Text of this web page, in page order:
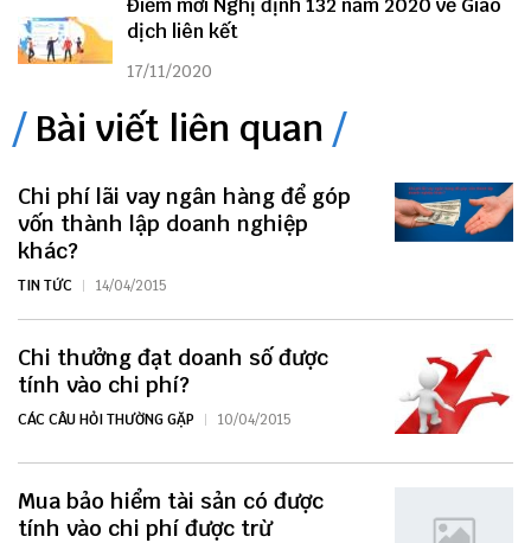
Điểm mới Nghị định 132 năm 2020 về Giao
dịch liên kết
17/11/2020
Bài viết liên quan
Chi phí lãi vay ngân hàng để góp
vốn thành lập doanh nghiệp
khác?
TIN TỨC 14/04/2015
Chi thưởng đạt doanh số được
tính vào chi phí?
CÁC CÂU HỎI THƯỜNG GẶP 10/04/2015
Mua bảo hiểm tài sản có được
tính vào chi phí được trừ